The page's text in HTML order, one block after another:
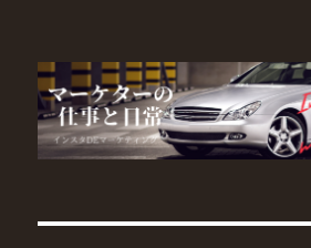
マーケターの仕事と日